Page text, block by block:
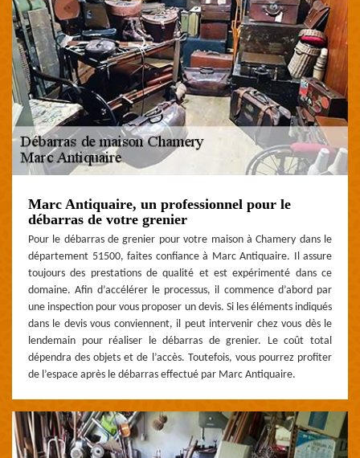
Marc Antiquaire, un professionnel pour le
débarras de votre grenier
Pour le débarras de grenier pour votre maison à Chamery dans le
département 51500, faites confiance à Marc Antiquaire. Il assure
toujours des prestations de qualité et est expérimenté dans ce
domaine. Afin d’accélérer le processus, il commence d’abord par
une inspection pour vous proposer un devis. Si les éléments indiqués
dans le devis vous conviennent, il peut intervenir chez vous dès le
lendemain pour réaliser le débarras de grenier. Le coût total
dépendra des objets et de l’accès. Toutefois, vous pourrez profiter
de l’espace après le débarras effectué par Marc Antiquaire.